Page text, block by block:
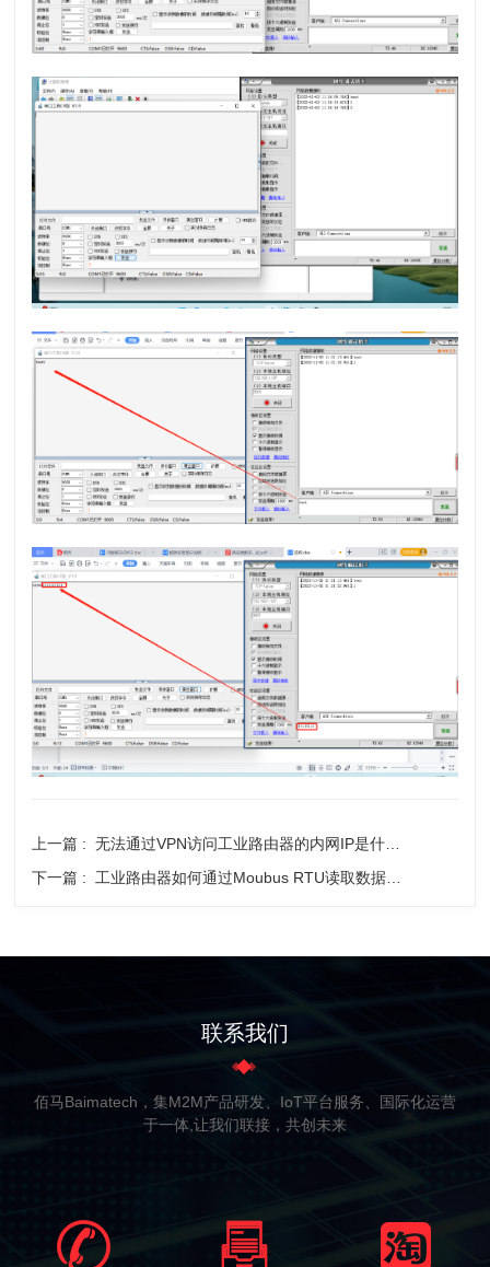
上一篇 : 无法通过VPN访问工业路由器的内网IP是什么原因？如何解决？
下一篇 :
工业路由器如何通过Moubus RTU读取数据？如何设置？
联系我们
佰马Baimatech，集M2M产品研发、IoT平台服务、国际化运营
于一体,让我们联接，共创未来